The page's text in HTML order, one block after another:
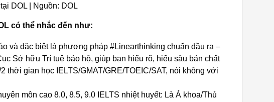
DOL | Nguồn: DOL
có thể nhắc đến như:
và đặc biệt là phương pháp #Linearthinking chuẩn đầu ra –
Sở hữu Trí tuệ bảo hộ, giúp bạn hiểu rõ, hiểu sâu bản chất
thời gian học IELTS/GMAT/GRE/TOEIC/SAT, nói không với
môn cao 8.0, 8.5, 9.0 IELTS nhiệt huyết: Là Á khoa/Thủ